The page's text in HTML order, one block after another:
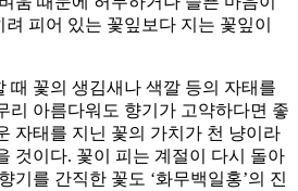
피어 있는 꽃잎보다 지는 꽃잎이
때 꽃의 생김새나 색깔 등의 자태를
리 아름다워도 향기가 고약하다면 좋
자태를 지닌 꽃의 가치가 천 냥이라
것이다. 꽃이 피는 계절이 다시 돌아
기를 간직한 꽃도 ‘화무백일홍’의 진